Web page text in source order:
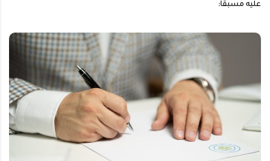
عليه مسبقاً: